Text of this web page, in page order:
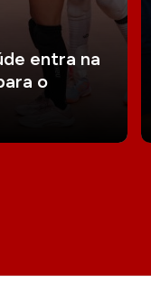
entra na
o